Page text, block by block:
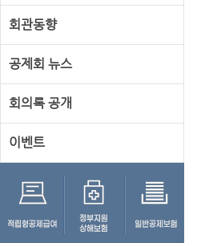
회관동향
공제회 뉴스
회의록 공개
이벤트